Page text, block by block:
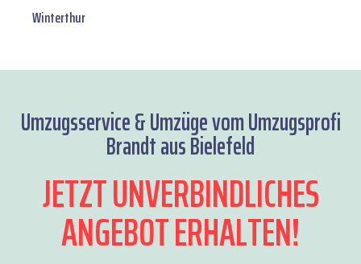
Winterthur
Umzugsservice & Umzüge vom Umzugsprofi
Brandt aus Bielefeld
JETZT UNVERBINDLICHES
ANGEBOT ERHALTEN!